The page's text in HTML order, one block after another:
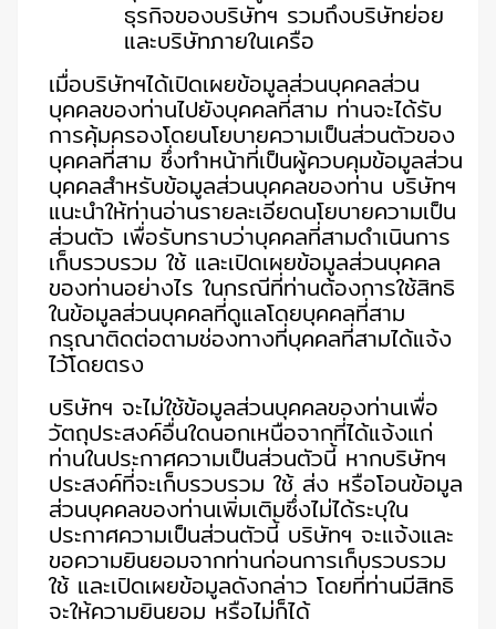
ธุรกิจของบริษัทฯ รวมถึงบริษัทย่อย
และบริษัทภายในเครือ
เมื่อบริษัทฯได้เปิดเผยข้อมูลส่วนบุคคลส่วน
บุคคลของท่านไปยังบุคคลที่สาม ท่านจะได้รับ
การคุ้มครองโดยนโยบายความเป็นส่วนตัวของ
บุคคลที่สาม ซึ่งทำหน้าที่เป็นผู้ควบคุมข้อมูลส่วน
บุคคลสำหรับข้อมูลส่วนบุคคลของท่าน บริษัทฯ
แนะนำให้ท่านอ่านรายละเอียดนโยบายความเป็น
ส่วนตัว เพื่อรับทราบว่าบุคคลที่สามดำเนินการ
เก็บรวบรวม ใช้ และเปิดเผยข้อมูลส่วนบุคคล
ของท่านอย่างไร ในกรณีที่ท่านต้องการใช้สิทธิ
ในข้อมูลส่วนบุคคลที่ดูแลโดยบุคคลที่สาม
กรุณาติดต่อตามช่องทางที่บุคคลที่สามได้แจ้ง
ไว้โดยตรง
บริษัทฯ จะไม่ใช้ข้อมูลส่วนบุคคลของท่านเพื่อ
วัตถุประสงค์อื่นใดนอกเหนือจากที่ได้แจ้งแก่
ท่านในประกาศความเป็นส่วนตัวนี้ หากบริษัทฯ
ประสงค์ที่จะเก็บรวบรวม ใช้ ส่ง หรือโอนข้อมูล
ส่วนบุคคลของท่านเพิ่มเติมซึ่งไม่ได้ระบุใน
ประกาศความเป็นส่วนตัวนี้ บริษัทฯ จะแจ้งและ
ขอความยินยอมจากท่านก่อนการเก็บรวบรวม
ใช้ และเปิดเผยข้อมูลดังกล่าว โดยที่ท่านมีสิทธิ
จะให้ความยินยอม หรือไม่ก็ได้